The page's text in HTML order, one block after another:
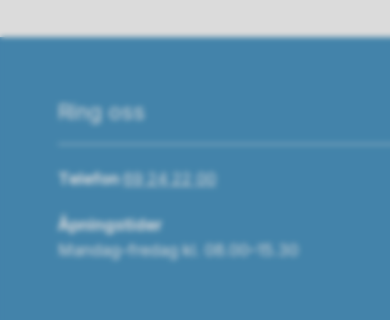
Ring oss
Telefon69 24 22 00
Åpningstider
Mandag–fredag kl. 08.00–15.30